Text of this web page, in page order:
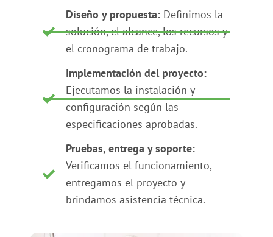
Diseño y propuesta: Definimos la
solución, el alcance, los recursos y
el cronograma de trabajo.
Implementación del proyecto:
Ejecutamos la instalación y
configuración según las
especificaciones aprobadas.
Pruebas, entrega y soporte:
Verificamos el funcionamiento,
entregamos el proyecto y
brindamos asistencia técnica.